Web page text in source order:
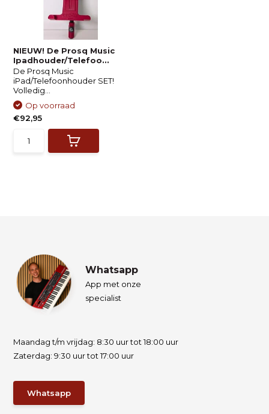
NIEUW! De Prosq Music
Ipadhouder/Telefoo...
De Prosq Music
iPad/Telefoonhouder SET!
Volledig...
Op voorraad
€92,95
Whatsapp
App met onze
specialist
Maandag t/m vrijdag: 8:30 uur tot 18:00 uur
Zaterdag: 9:30 uur tot 17:00 uur
Whatsapp